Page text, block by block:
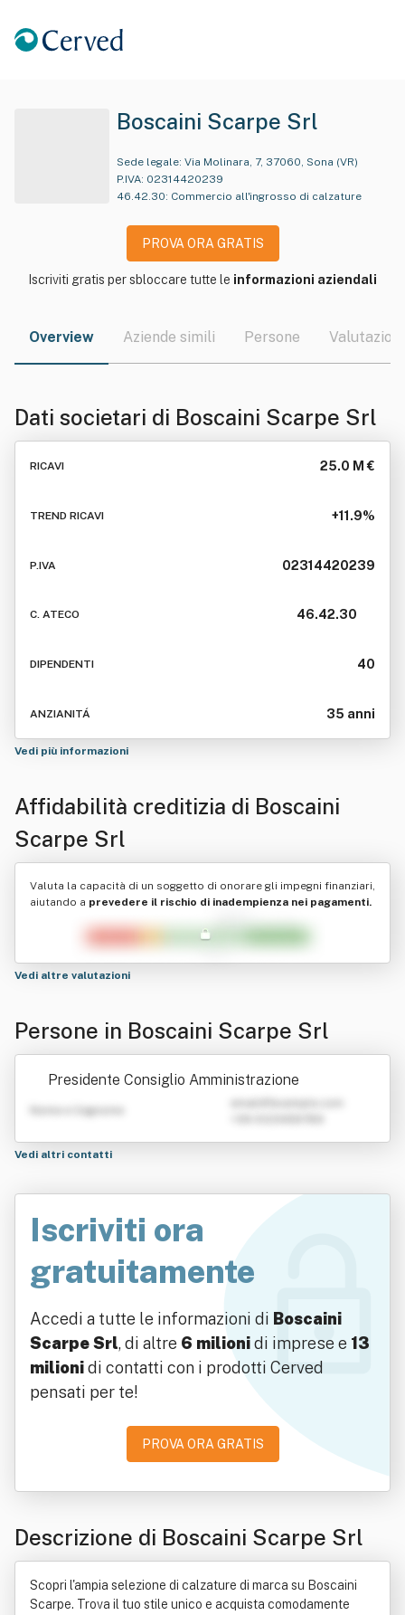
Boscaini Scarpe Srl
Sede legale: Via Molinara, 7, 37060, Sona (VR)
P.IVA: 02314420239
46.42.30: Commercio all'ingrosso di calzature
PROVA ORA GRATIS
Iscriviti gratis per sbloccare tutte le informazioni aziendali
Overview Aziende simili Persone Valutazioni
Dati societari di Boscaini Scarpe Srl
RICAVI 25.0 M €
TREND RICAVI +11.9%
P.IVA 02314420239
C. ATECO 46.42.30
DIPENDENTI 40
ANZIANITÁ 35 anni
Vedi più informazioni
Affidabilità creditizia di Boscaini
Scarpe Srl
Valuta la capacità di un soggetto di onorare gli impegni finanziari,
aiutando a prevedere il rischio di inadempienza nei pagamenti.
Vedi altre valutazioni
Persone in Boscaini Scarpe Srl
Presidente Consiglio Amministrazione
Nome e Cognome
Vedi altri contatti
Iscriviti ora
gratuitamente
Accedi a tutte le informazioni di Boscaini
Scarpe Srl, di altre 6 milionidi imprese e 13
milionidi contatti con i prodotti Cerved
pensati per te!
PROVA ORA GRATIS
Descrizione di Boscaini Scarpe Srl
Scopri l'ampia selezione di calzature di marca su Boscaini
Scarpe. Trova il tuo stile unico e acquista comodamente